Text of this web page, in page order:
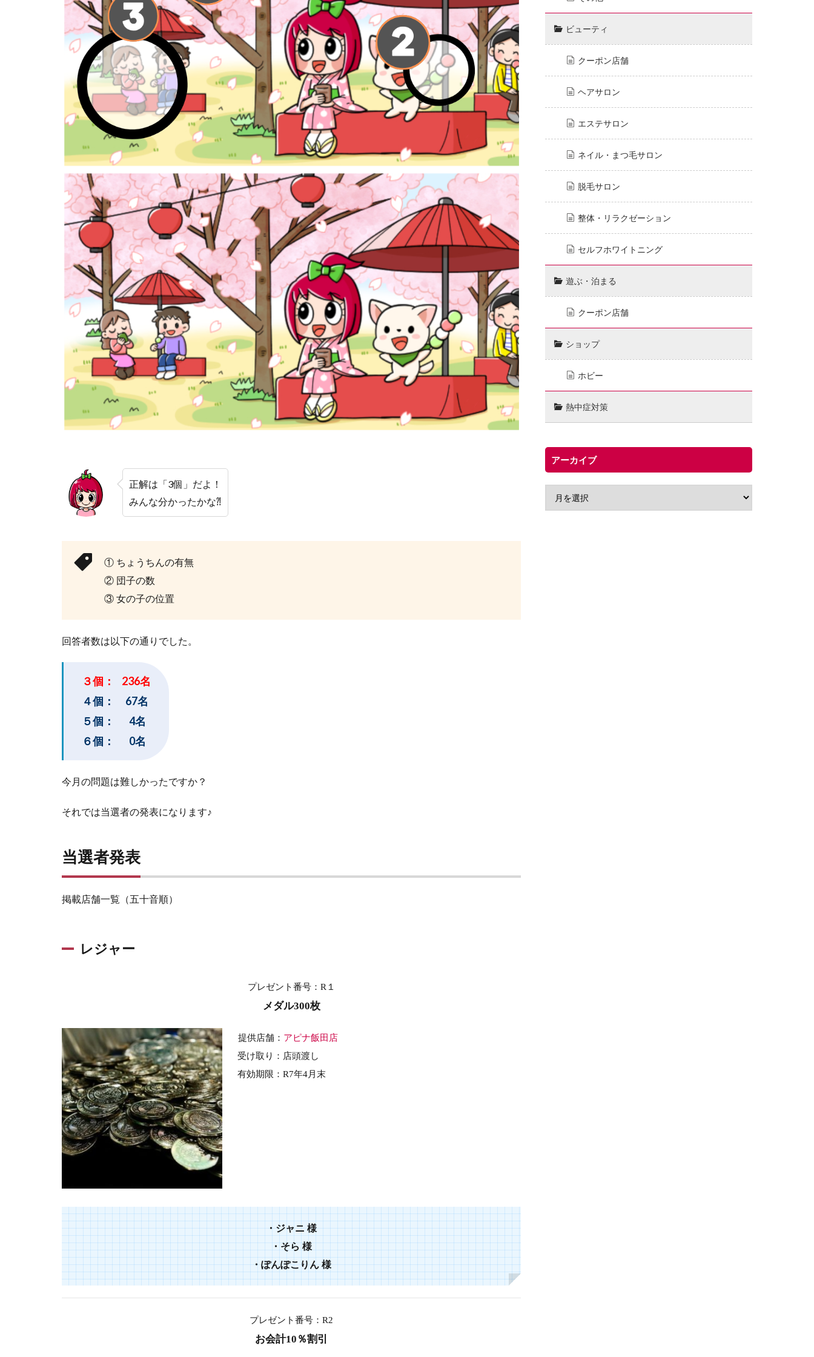
正解は「3個」だよ！
みんな分かったかな⁈
① ちょうちんの有無
② 団子の数
③ 女の子の位置
回答者数は以下の通りでした。
３個： 236名
４個： 67名
５個： 4名
６個： 0名
今月の問題は難しかったですか？
それでは当選者の発表になります♪
当選者発表
掲載店舗一覧（五十音順）
レジャー
プレゼント番号：R１
メダル300枚
提供店舗： アピナ飯田店
受け取り：店頭渡し
有効期限：R7年4月末
・ジャニ様
・そら様
・ぽんぽこりん様
プレゼント番号：R2
お会計10％割引
ビューティ
クーポン店舗
ヘアサロン
エステサロン
ネイル・まつ毛サロン
脱毛サロン
整体・リラクゼーション
セルフホワイトニング
遊ぶ・泊まる
クーポン店舗
ショップ
ホビー
熱中症対策
アーカイブ